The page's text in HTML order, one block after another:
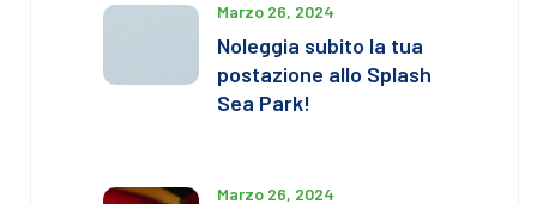
Marzo 26, 2024
Noleggia subito la tua
postazione allo Splash
Sea Park!
Marzo 26, 2024